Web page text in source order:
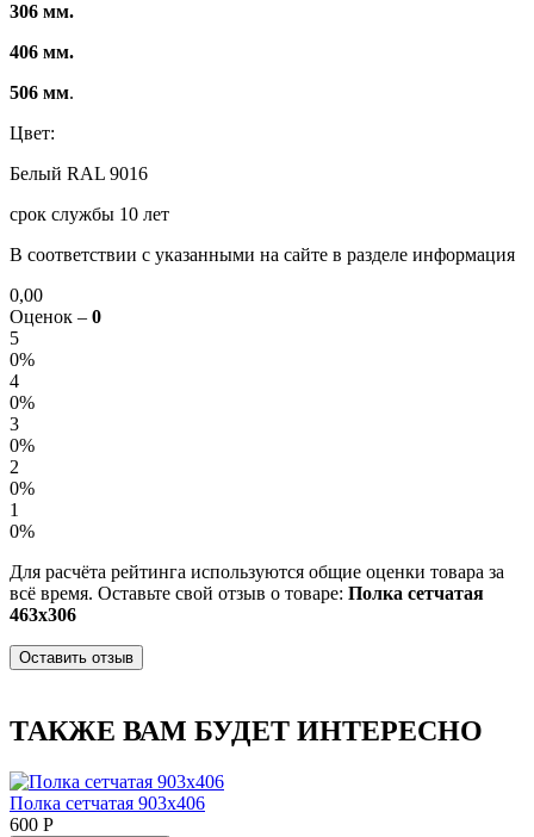
306 мм.
406 мм.
506 мм.
Цвет:
Белый RAL 9016
срок службы 10 лет
В соответствии с указанными на сайте в разделе информация
0,00
Оценок – 0
5
0%
4
0%
3
0%
2
0%
1
0%
Для расчёта рейтинга используются общие оценки товара за
всё время. Оставьте свой отзыв о товаре: Полка сетчатая
463х306
Оставить отзыв
ТАКЖЕ ВАМ БУДЕТ ИНТЕРЕСНО
Полка сетчатая 903х406
600 Р